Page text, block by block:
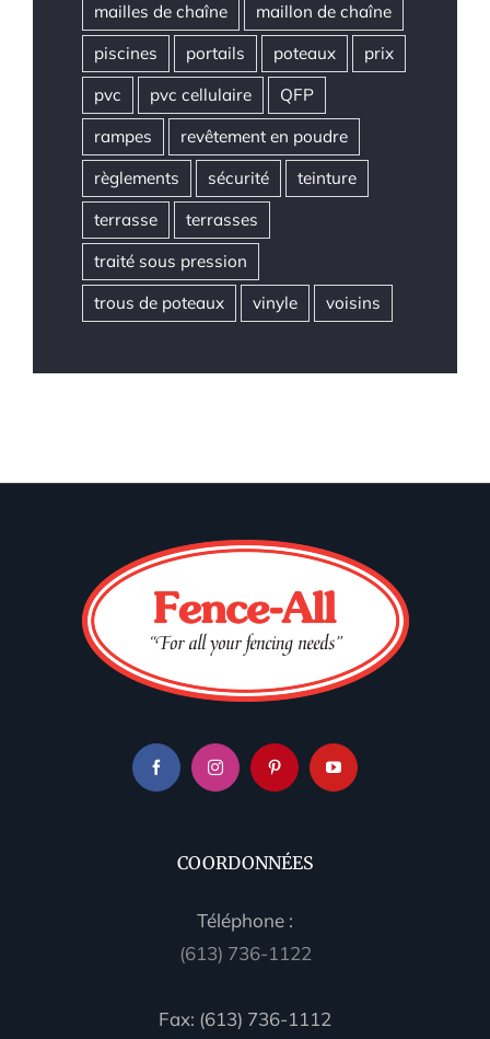
mailles de chaîne
maillon de chaîne
piscines
portails poteaux
prix
pvc
pvc cellulaire
QFP
rampes
revêtement en poudre
règlements
sécurité
teinture
terrasse
terrasses
traité sous pression
trous de poteaux
vinyle voisins
COORDONNÉES
Téléphone :
(613) 736-1122
Fax: (613) 736-1112